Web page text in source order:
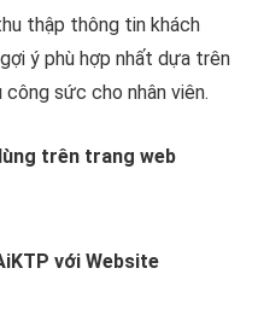
thập thông tin khách
ý phù hợp nhất dựa trên
sức cho nhân viên.
trên trang web
với Website